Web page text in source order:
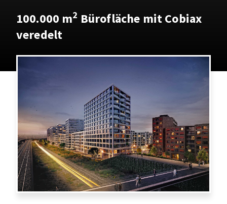
100.000 m2 Bürofläche mit Cobiax
veredelt